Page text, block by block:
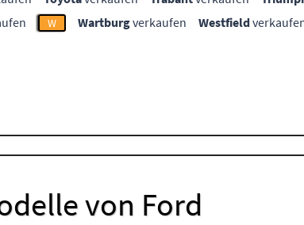
W Wartburgverkaufen Westfield
von Ford